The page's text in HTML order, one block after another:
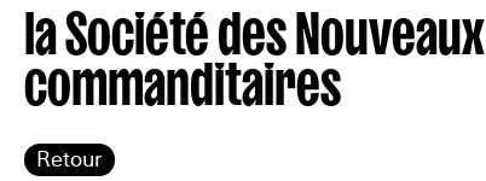
la Société des Nouveaux
commanditaires
Retour